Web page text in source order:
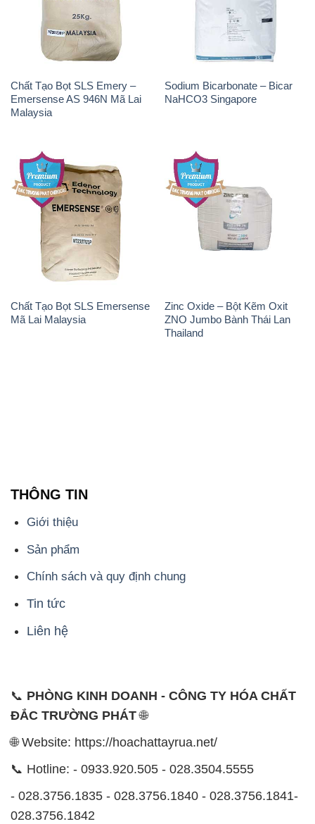
Chất Tạo Bọt SLS Emery –
Emersense AS 946N Mã Lai
Malaysia
Sodium Bicarbonate – Bicar
NaHCO3 Singapore
Chất Tạo Bọt SLS Emersense
Mã Lai Malaysia
Zinc Oxide – Bột Kẽm Oxit
ZNO Jumbo Bành Thái Lan
Thailand
THÔNG TIN
Giới thiệu
Sản phẩm
Chính sách và quy định chung
Tin tức
Liên hệ
📞 PHÒNG KINH DOANH - CÔNG TY HÓA CHẤT
ĐẮC TRƯỜNG PHÁT🌐
🌐 Website: https://hoachattayrua.net/
📞 Hotline: - 0933.920.505 - 028.3504.5555
- 028.3756.1835 - 028.3756.1840 - 028.3756.1841-
028.3756.1842